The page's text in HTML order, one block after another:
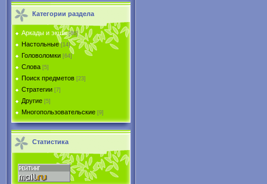
Категории раздела
Аркады и экшн [86]
Настольные [14]
Головоломки [64]
Слова [5]
Поиск предметов [23]
Стратегии [7]
Другие [5]
Многопользовательские [9]
Статистика